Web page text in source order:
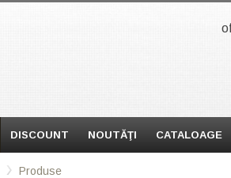
DISCOUNT NOUTĂŢI CATALOAGE
Produse